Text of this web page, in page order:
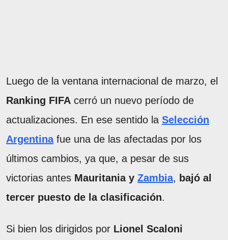
Luego de la ventana internacional de marzo, el
Ranking FIFA cerró un nuevo período de
actualizaciones. En ese sentido la Selección
Argentinafue una de las afectadas por los
últimos cambios, ya que, a pesar de sus
victorias antes Mauritania y Zambia, bajó al
tercer puesto de la clasificación.
Si bien los dirigidos por Lionel Scaloni